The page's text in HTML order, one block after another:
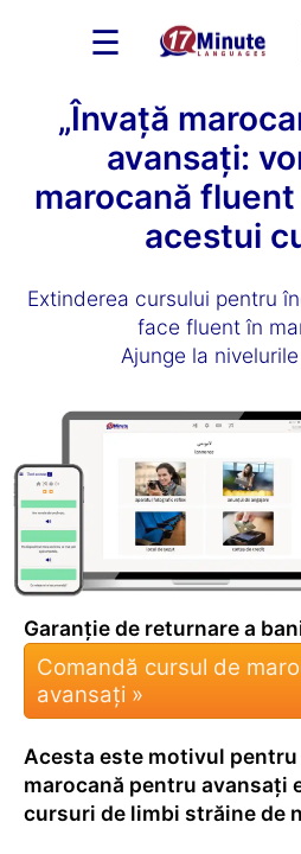
☰
„Învață
avansați:
marocană
acestui
Extinderea cursului pentru
face fluent în
Ajunge la
Garanție de returnare a
Comandă cursul de
avansați »
Acesta este motivul
marocană pentru avansați
cursuri de limbi străine de